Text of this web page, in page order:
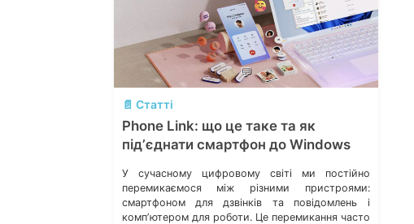
💬
📄 Статті
Phone Link: що це таке та як
підʼєднати смартфон до Windows
У сучасному цифровому світі ми постійно
перемикаємося між різними пристроями:
смартфоном для дзвінків та повідомлень і
компʼютером для роботи. Це перемикання часто